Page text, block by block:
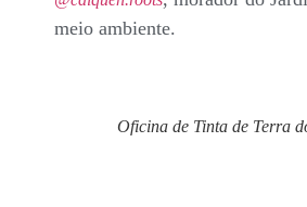
meio ambiente.
Oficina de Tinta de Terra